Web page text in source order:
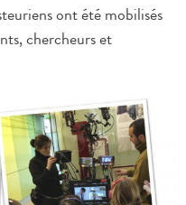
ont été mobilisés
chercheurs et